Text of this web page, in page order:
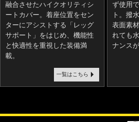
融合させたハイクオリティシ
ートカバー。着座位置をセン
ターにアシストする「レッグ
サポート」をはじめ、機能性
と快適性を重視した装備満
載。
一覧はこちら
ず使用
ト。撥
表面素
れても
ナンス